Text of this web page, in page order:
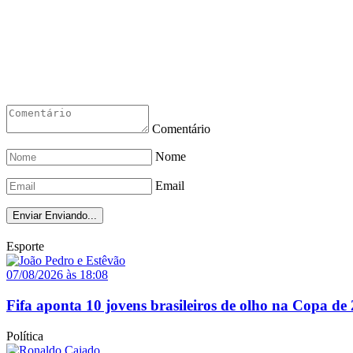
Comentário
Nome
Email
Enviar Enviando...
Esporte
07/08/2026 às 18:08
Fifa aponta 10 jovens brasileiros de olho na Copa de
Política